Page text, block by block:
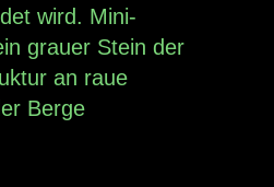
wird. Mini-
grauer Stein der
an raue
Berge